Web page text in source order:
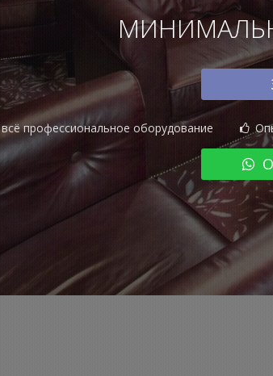
профессиональное оборудование